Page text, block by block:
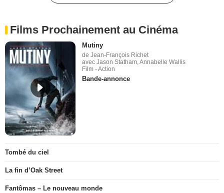
Films Prochainement au Cinéma
Mutiny
de Jean-François Richet
avec Jason Statham, Annabelle Wallis
Film - Action
Bande-annonce
Tombé du ciel
La fin d’Oak Street
Fantômas – Le nouveau monde